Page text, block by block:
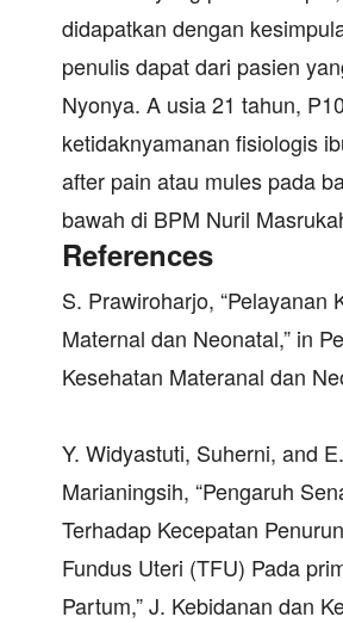
didapatkan dengan
penulis dapat dari pasien
Nyonya. A usia 21 tahun,
ketidaknyamanan fisiologis
after pain atau mules pada
bawah di BPM Nuril
References
S. Prawiroharjo, “Pelayanan
Maternal dan Neonatal,” in
Kesehatan Materanal dan
Y. Widyastuti, Suherni, and E.
Marianingsih, “Pengaruh
Terhadap Kecepatan
Fundus Uteri (TFU) Pada
Partum,” J. Kebidanan dan